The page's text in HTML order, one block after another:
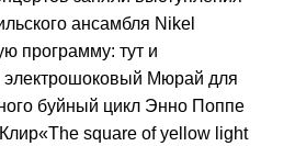
ансамбля Nikel
программу: тут и
электрошоковый Мюрай для
буйный цикл Энно Поппе
square of yellow light